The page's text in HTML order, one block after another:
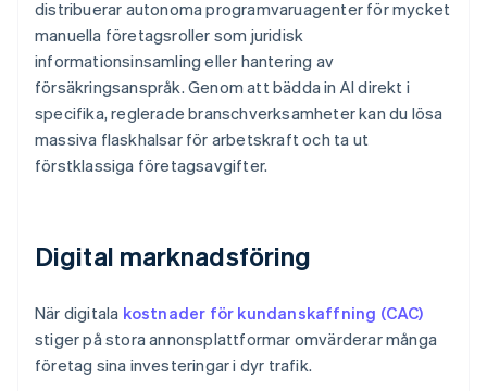
distribuerar autonoma programvaruagenter för mycket
manuella företagsroller som juridisk
informationsinsamling eller hantering av
försäkringsanspråk. Genom att bädda in AI direkt i
specifika, reglerade branschverksamheter kan du lösa
massiva flaskhalsar för arbetskraft och ta ut
förstklassiga företagsavgifter.
Digital marknadsföring
När digitala kostnader för kundanskaffning (CAC)
stiger på stora annonsplattformar omvärderar många
företag sina investeringar i dyr trafik.